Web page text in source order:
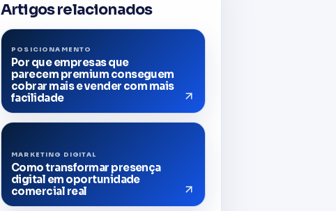
Artigos relacionados
POSICIONAMENTO
Por que empresas que
parecem premium conseguem
cobrar mais e vender com mais
facilidade
MARKETING DIGITAL
Como transformar presença
digital em oportunidade
comercial real